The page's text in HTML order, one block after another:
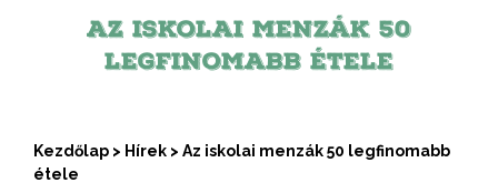
AZ ISKOLAI MENZÁK 50
LEGFINOMABB ÉTELE
Kezdőlap > Hírek > Az iskolai menzák 50 legfinomabb
étele